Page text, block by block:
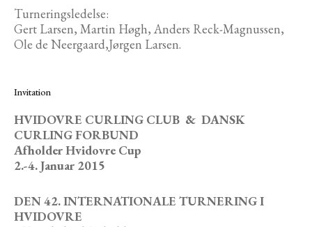
Turneringsledelse:
Gert Larsen, Martin Høgh, Anders Reck-Magnussen,
Ole de Neergaard,Jørgen Larsen.
Invitation
HVIDOVRE CURLING CLUB & DANSK
CURLING FORBUND
Afholder Hvidovre Cup
2.-4. Januar 2015
DEN 42. INTERNATIONALE TURNERING I
HVIDOVRE